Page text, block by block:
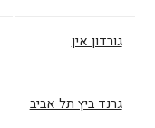
גורדון אין
גרנד ביץ תל אביב